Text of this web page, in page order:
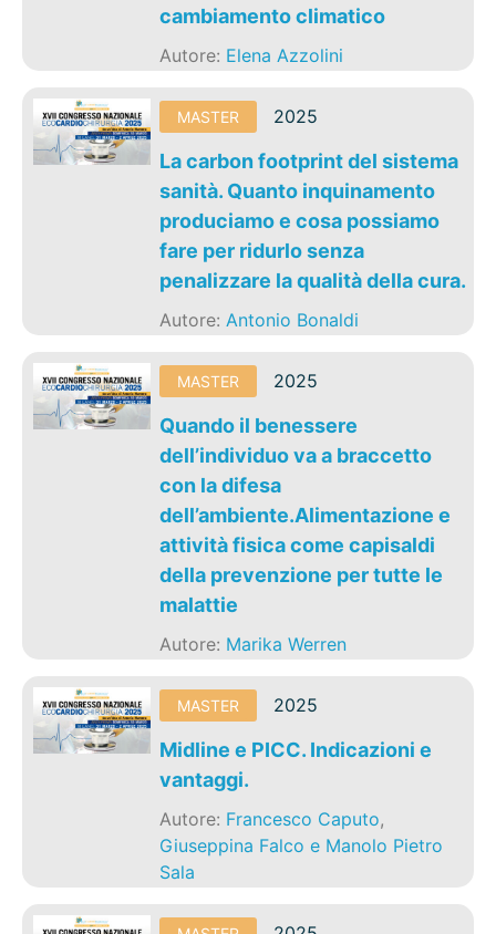
cambiamento climatico
Autore: Elena Azzolini
MASTER 2025
La carbon footprint del sistema
sanità. Quanto inquinamento
produciamo e cosa possiamo
fare per ridurlo senza
penalizzare la qualità della cura.
Autore:Antonio Bonaldi
MASTER 2025
Quando il benessere
dell’individuo va a braccetto
con la difesa
dell’ambiente.Alimentazione e
attività fisica come capisaldi
della prevenzione per tutte le
malattie
Autore: Marika Werren
MASTER 2025
Midline e PICC. Indicazioni e
vantaggi.
Autore: Francesco Caputo,
Giuseppina Falco e Manolo Pietro
Sala